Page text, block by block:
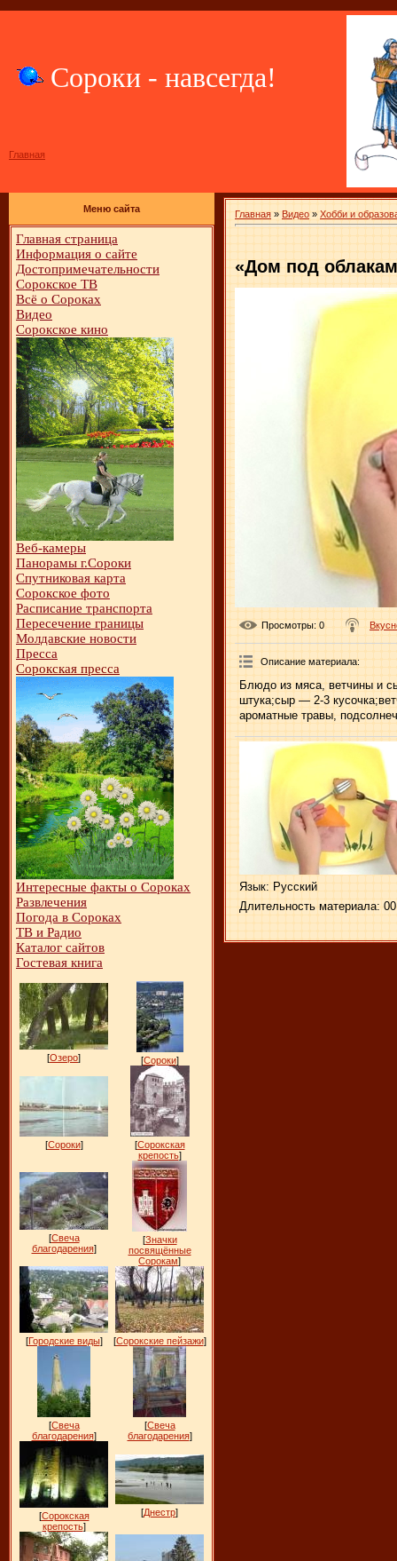
Сороки - навсегда!
Главная
Меню сайта
Главная страница
Информация о сайте
Достопримечательности
Сорокское ТВ
Всё о Сороках
Видео
Сорокское кино
Веб-камеры
Панорамы г.Сороки
Спутниковая карта
Сорокское фото
Расписание транспорта
Пересечение границы
Молдавские новости
Пресса
Сорокская пресса
Интересные факты о Сороках
Развлечения
Погода в Сороках
ТВ и Радио
Каталог сайтов
Гостевая книга
[Озеро] [Сороки]
[Сороки] [Сорокская
крепость]
[Свеча
благодарения]
[Значки
посвящённые
Сорокам]
[Городские виды] [Сорокские пейзажи]
[Свеча
благодарения]
[Свеча
благодарения]
[Сорокская
крепость]
[Днестр]
Главная » Видео » Хобби и
«Дом под
Просмотры: 0
Описание материала:
Блюдо из мяса, ветчины и
штука;сыр — 2-3
ароматные травы,
Язык: Русский
Длительность материала: